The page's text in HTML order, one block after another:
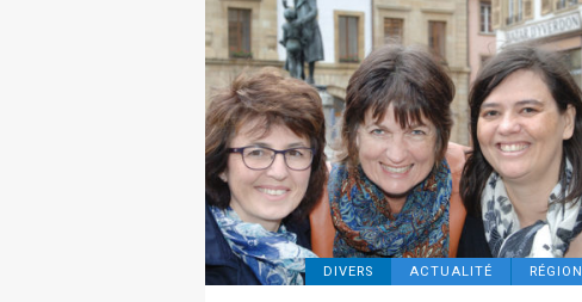
DIVERS ACTUALITÉ RÉGION